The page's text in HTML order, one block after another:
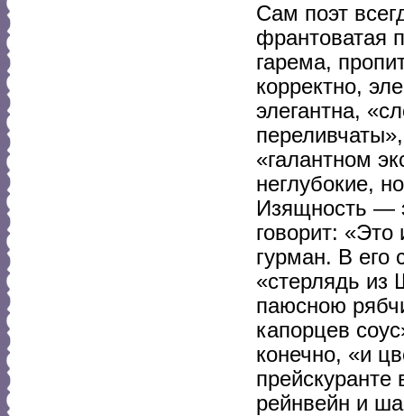
Сам поэт
франтоватая
гарема,
корректно,
элегантна,
«галантном
неглубокие,
Изящность —
говорит:
гурман. В его
«стерлядь из
паюсною
капорцев
конечно, «и
рейнвейн и